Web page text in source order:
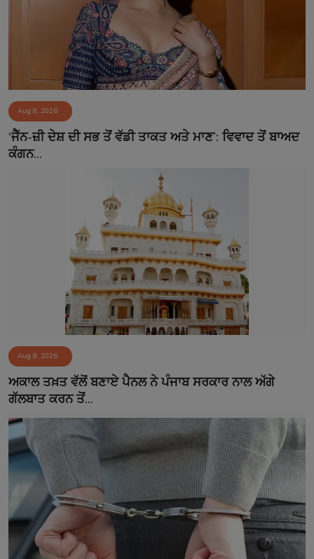
Aug 8, 2026
‘ਜੈੱਨ-ਜ਼ੀ ਦੇਸ਼ ਦੀ ਸਭ ਤੋਂ ਵੱਡੀ ਤਾਕਤ ਅਤੇ ਮਾਣ’: ਵਿਵਾਦ ਤੋਂ ਬਾਅਦ
ਕੰਗਨ...
Aug 8, 2026
ਅਕਾਲ ਤਖ਼ਤ ਵੱਲੋਂ ਬਣਾਏ ਪੈਨਲ ਨੇ ਪੰਜਾਬ ਸਰਕਾਰ ਨਾਲ ਅੱਗੇ
ਗੱਲਬਾਤ ਕਰਨ ਤੋਂ...